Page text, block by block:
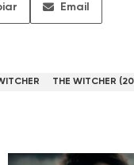
Email
THE WITCHER